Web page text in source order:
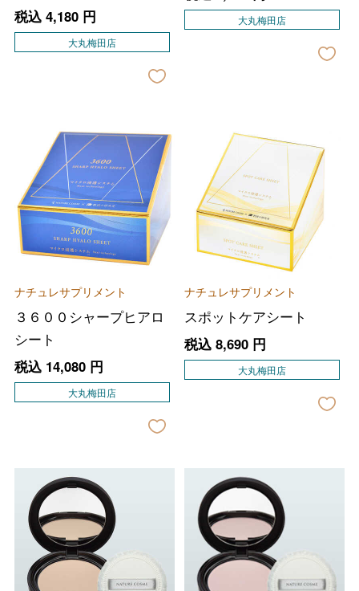
税込 4,180円
大丸梅田店
大丸梅田店
ナチュレサプリメント
３６００シャープヒアロ
シート
税込 14,080円
大丸梅田店
ナチュレサプリメント
スポットケアシート
税込 8,690円
大丸梅田店